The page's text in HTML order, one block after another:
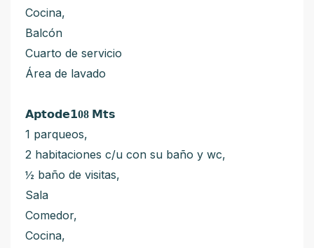
Cocina,
Balcón
Cuarto de servicio
Área de lavado
𝗔𝗽𝘁𝗼𝗱𝗲𝟭08 𝗠𝘁𝘀
1 parqueos,
2 habitaciones c/u con su baño y wc,
½ baño de visitas,
Sala
Comedor,
Cocina,